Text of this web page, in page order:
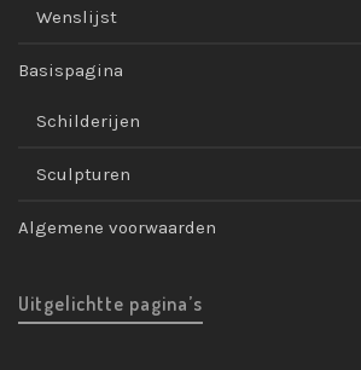
Wenslijst
Basispagina
Schilderijen
Sculpturen
Algemene voorwaarden
Uitgelichtte pagina’s